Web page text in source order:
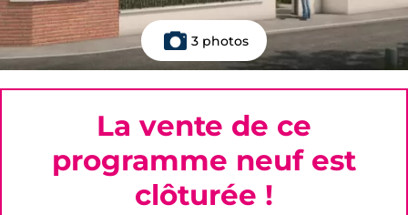
3 photos
La vente de ce
programme neuf est
clôturée !